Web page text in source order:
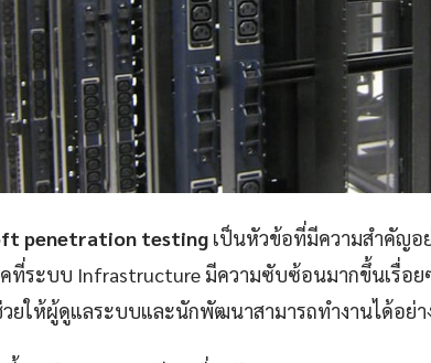
penetration testing เป็นหัวข้อที่มีความสำคัญอย่
ที่ระบบ Infrastructure มีความซับซ้อนมากขึ้นเรื่อยๆ
ยให้ผู้ดูแลระบบและนักพัฒนาสามารถทำงานได้อย่